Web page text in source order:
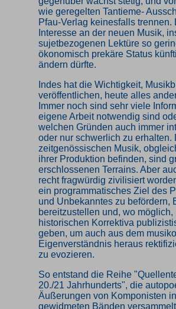
wie geregelten Tantieme-
Pfau-Verlag keinesfalls trennen.
Interesse an der neuen Musik,
sujetbezogenen Lektüre so
ökonomisch prekäre Status
ändern dürfte.
Indes hat die Wichtigkeit,
veröffentlichen, heute alles
Immer noch sind sehr viele
eigene Arbeit notwendig sind
welchen Gründen auch immer
oder nur schwerlich zu erhalten.
zeitgenössischen Musik,
ihrer Produktion befinden, sind
erschlossenen Terrains. Aber
recht fragwürdig zivilisiert
ein programmatisches Ziel des
und Unbekanntes zu befördern,
bereitzustellen und, wo
historischen Korrektiva
geben, um auch aus dem
Eigenverständnis heraus
zu evozieren.
So entstand die Reihe
20./21 Jahrhunderts", die
Äußerungen von Komponisten
gewidmeten Bänden